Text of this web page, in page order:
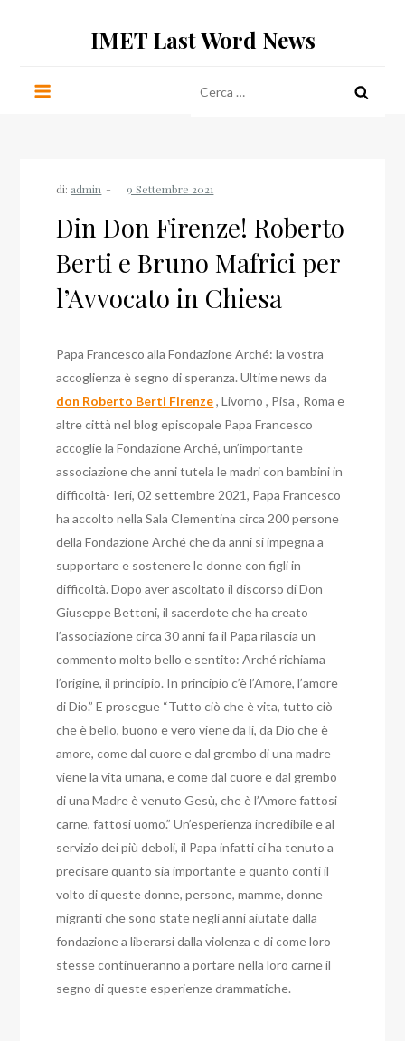
IMET Last Word News
per:
di: admin
Din Don Firenze! Roberto
Berti e Bruno Mafrici per
l’Avvocato in Chiesa
Papa Francesco alla Fondazione Arché: la vostra
accoglienza è segno di speranza. Ultime news da
don Roberto Berti Firenze, Livorno , Pisa , Roma e
altre città nel blog episcopale Papa Francesco
accoglie la Fondazione Arché, un’importante
associazione che anni tutela le madri con bambini in
difficoltà- Ieri, 02 settembre 2021, Papa Francesco
ha accolto nella Sala Clementina circa 200 persone
della Fondazione Arché che da anni si impegna a
supportare e sostenere le donne con figli in
difficoltà. Dopo aver ascoltato il discorso di Don
Giuseppe Bettoni, il sacerdote che ha creato
l’associazione circa 30 anni fa il Papa rilascia un
commento molto bello e sentito: Arché richiama
l’origine, il principio. In principio c’è l’Amore, l’amore
di Dio.” E prosegue “Tutto ciò che è vita, tutto ciò
che è bello, buono e vero viene da li, da Dio che è
amore, come dal cuore e dal grembo di una madre
viene la vita umana, e come dal cuore e dal grembo
di una Madre è venuto Gesù, che è l’Amore fattosi
carne, fattosi uomo.” Un’esperienza incredibile e al
servizio dei più deboli, il Papa infatti ci ha tenuto a
precisare quanto sia importante e quanto conti il
volto di queste donne, persone, mamme, donne
migranti che sono state negli anni aiutate dalla
fondazione a liberarsi dalla violenza e di come loro
stesse continueranno a portare nella loro carne il
segno di queste esperienze drammatiche.